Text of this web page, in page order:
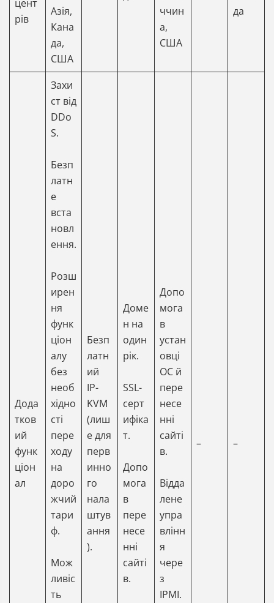
цент
рів
Азія,
Кана
да,
США
ччин
а,
США
да
Дода
тков
ий
функ
ціон
ал
Захи
ст від
DDo
S.
Безп
латн
е
вста
новл
ення.
Розш
ирен
ня
функ
ціон
алу
без
необ
хідно
сті
пере
ходу
на
доро
жчий
тари
ф.
Мож
ливіс
ть
Безп
латн
ий
IP-
KVM
(лиш
е для
перв
инно
го
нала
штув
ання
).
Доме
н на
один
рік.
SSL-
серт
ифіка
т.
Допо
мога
в
пере
несе
нні
сайті
в.
Допо
мога
в
устан
овці
ОС й
пере
несе
нні
сайті
в.
Відда
лене
упра
влінн
я
чере
з
IPMI.
– –